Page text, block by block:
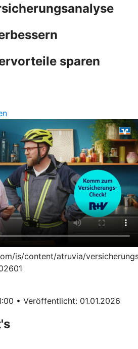
sparen
is/content/atruvia/
• Veröffentlicht: 01.01.2026